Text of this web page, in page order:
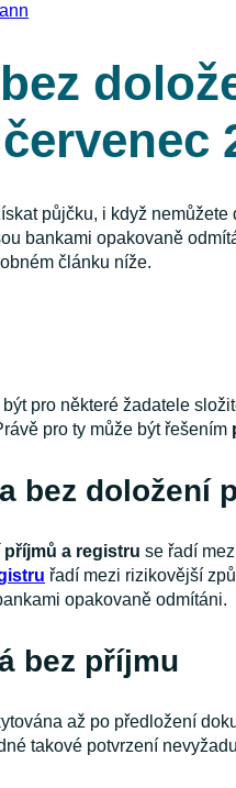
půjčku, i když
bankami opakovaně
článku níže.
pro některé žadatele
pro ty může být řešením
bez doložení
příjmů a registru se řadí
řadí mezi rizikovější
opakovaně odmítáni.
bez příjmu
až po předložení
takové potvrzení